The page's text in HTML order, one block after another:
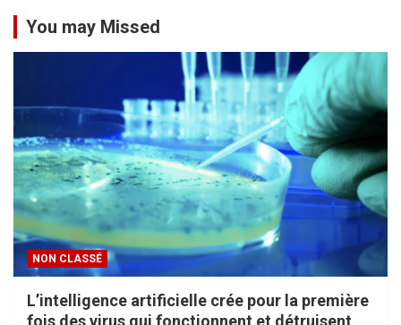
u
b
i
c
a
t
i
o
n
s
You may Missed
NON CLASSÉ
L’intelligence artificielle crée pour la première
fois des virus qui fonctionnent et détruisent